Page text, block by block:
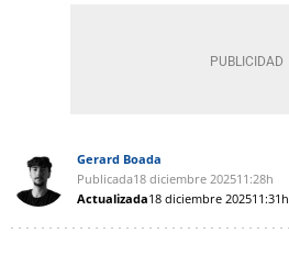
Gerard Boada
Publicada18 diciembre 202511:28h
Actualizada18 diciembre 202511:31h